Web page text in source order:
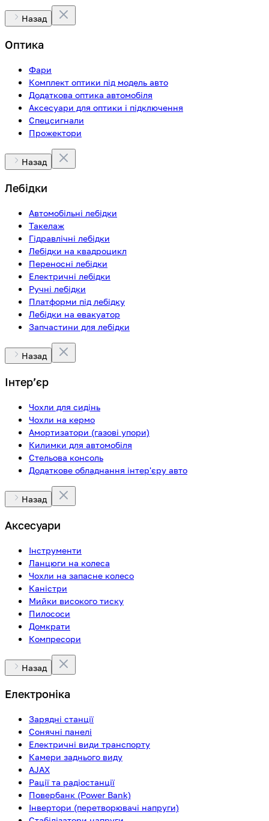
Назад
Оптика
Фари
Комплект оптики під модель авто
Додаткова оптика автомобіля
Аксесуари для оптики і підключення
Спецсигнали
Прожектори
Назад
Лебідки
Автомобільні лебідки
Такелаж
Гідравлічні лебідки
Лебідки на квадроцикл
Переносні лебідки
Електричні лебідки
Ручні лебідки
Платформи під лебідку
Лебідки на евакуатор
Запчастини для лебідки
Назад
Інтерʼєр
Чохли для сидінь
Чохли на кермо
Амортизатори (газові упори)
Килимки для автомобіля
Стельова консоль
Додаткове обладнання інтер'єру авто
Назад
Аксесуари
Інструменти
Ланцюги на колеса
Чохли на запасне колесо
Каністри
Мийки високого тиску
Пилососи
Домкрати
Компресори
Назад
Електроніка
Зарядні станції
Сонячні панелі
Електричні види транспорту
Камери заднього виду
AJAX
Рації та радіостанції
Повербанк (Power Bank)
Інвертори (перетворювачі напруги)